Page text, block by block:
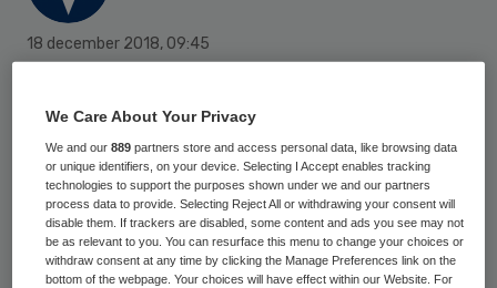
18 december 2018, 09:45
De Eerste Kamer wil meer privacy en
informatie voor verzekerden bij het
opsporen van zorgfraude. Regerings- en
oppositiepartijen vinden het huidige
wetsvoorstel van minister Bruno Bruins
We Care About Your Privacy
We and our889 partners store and access personal data, like browsing data
or unique identifiers, on your device. Selecting I Accept enables tracking
technologies to support the purposes shown under we and our partners
process data to provide. Selecting Reject All or withdrawing your consent will
disable them. If trackers are disabled, some content and ads you see may not
be as relevant to you. You can resurface this menu to change your choices or
withdraw consent at any time by clicking the Manage Preferences link on the
bottom of the webpage. Your choices will have effect within our Website. For